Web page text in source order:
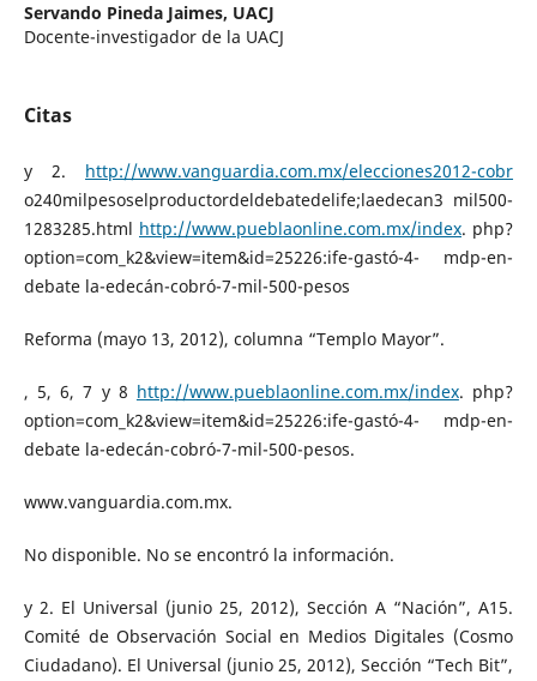
Servando Pineda Jaimes, UACJ
Docente-investigador de la UACJ
Citas
y 2. http://www.vanguardia.com.mx/elecciones2012-cobr
o240milpesoselproductordeldebatedelife;laedecan3 mil500-
1283285.html http://www.pueblaonline.com.mx/index. php?
option=com_k2&view=item&id=25226:ife-gastó-4- mdp-en-
debate la-edecán-cobró-7-mil-500-pesos
Reforma (mayo 13, 2012), columna “Templo Mayor”.
, 5, 6, 7 y 8 http://www.pueblaonline.com.mx/index. php?
option=com_k2&view=item&id=25226:ife-gastó-4- mdp-en-
debate la-edecán-cobró-7-mil-500-pesos.
www.vanguardia.com.mx.
No disponible. No se encontró la información.
y 2. El Universal (junio 25, 2012), Sección A “Nación”, A15.
Comité de Observación Social en Medios Digitales (Cosmo
Ciudadano). El Universal (junio 25, 2012), Sección “Tech Bit”,